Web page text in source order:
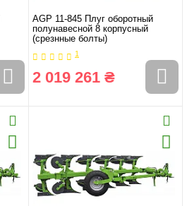
AGP 11-845 Плуг оборотный
полунавесной 8 корпусный
(срезнные болты)
1
2 019 261 ₴